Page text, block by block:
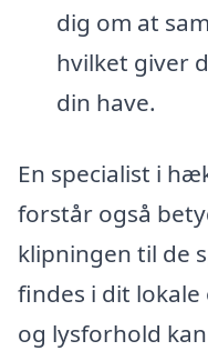
dig om at
hvilket giver
din have.
En specialist i
forstår også
klipningen til de
findes i dit
og lysforhold